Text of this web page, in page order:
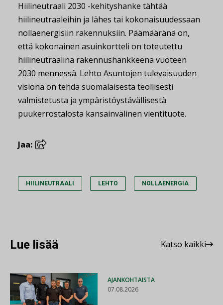
Hiilineutraali 2030 -kehityshanke tähtää
hiilineutraaleihin ja lähes tai kokonaisuudessaan
nollaenergisiin rakennuksiin. Päämääränä on,
että kokonainen asuinkortteli on toteutettu
hiilineutraalina rakennushankkeena vuoteen
2030 mennessä. Lehto Asuntojen tulevaisuuden
visiona on tehdä suomalaisesta teollisesti
valmistetusta ja ympäristöystävällisestä
puukerrostalosta kansainvälinen vientituote.
Jaa:
HIILINEUTRAALI LEHTO NOLLAENERGIA
Lue lisää Katso kaikki
AJANKOHTAISTA
07.08.2026